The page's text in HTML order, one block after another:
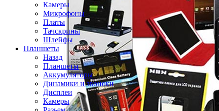
Камеры
Микрофоны
Платы
Тачскрины
Шлейфы
Планшеты
Назад
Планшеты
Аккумуляторы
Динамики и звоноки
Дисплеи
Камеры